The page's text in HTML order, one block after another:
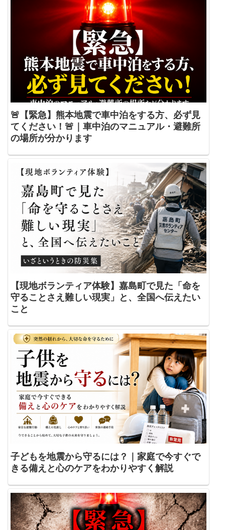
🚨【緊急】熊本地震で車中泊をする方、必ず見
てください！🚨｜車中泊のマニュアル・避難所
の場所が分かります
【現地ボランティア体験】嘉島町で見た「命を
守ることさえ難しい現実」と、全国へ伝えたい
こと
子どもを地震から守るには？｜家庭で今すぐで
きる備えと心のケアをわかりやすく解説